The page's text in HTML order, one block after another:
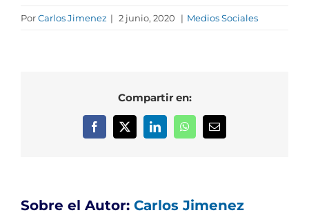
PorCarlos Jimenez | 2 junio, 2020 | Medios Sociales
Compartir en:
Facebook
X LinkedInWhatsAppCorreo
electrónico
Sobre el Autor: Carlos Jimenez